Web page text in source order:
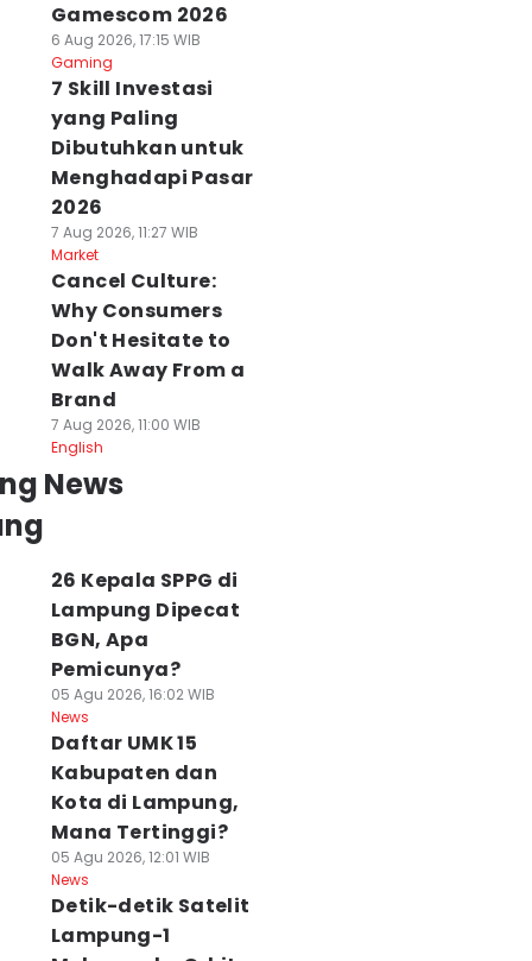
Gamescom 2026
6 Aug 2026, 17:15 WIB
Gaming
7 Skill Investasi
yang Paling
Dibutuhkan untuk
Menghadapi Pasar
2026
7 Aug 2026, 11:27 WIB
Market
Cancel Culture:
Why Consumers
Don't Hesitate to
Walk Away From a
Brand
7 Aug 2026, 11:00 WIB
English
News
26 Kepala SPPG di
Lampung Dipecat
BGN, Apa
Pemicunya?
05 Agu 2026, 16:02 WIB
News
Daftar UMK 15
Kabupaten dan
Kota di Lampung,
Mana Tertinggi?
05 Agu 2026, 12:01 WIB
News
Detik-detik Satelit
Lampung-1